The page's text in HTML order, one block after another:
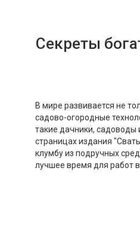
Секреты
В мире развивается не
садово-огородные
такие дачники, садоводы
страницах издания
клумбу из подручных
лучшее время для работ в